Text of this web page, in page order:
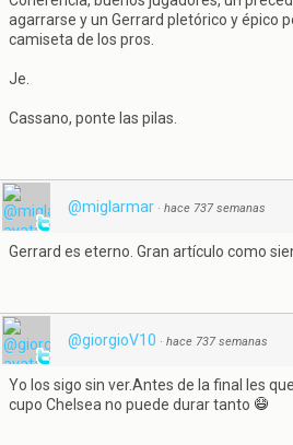
agarrarse y un Gerrard pletórico y épico
camiseta de los pros.
Je.
Cassano, ponte las pilas.
@miglarmar · hace 737 semanas
Gerrard es eterno. Gran artículo como
@giorgioV10 · hace 737 semanas
Yo los sigo sin ver.Antes de la final les
cupo Chelsea no puede durar tanto